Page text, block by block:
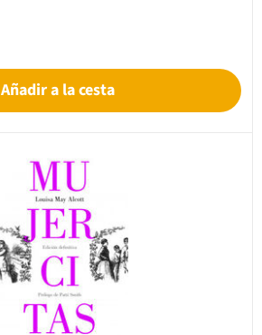
Añadir a la cesta